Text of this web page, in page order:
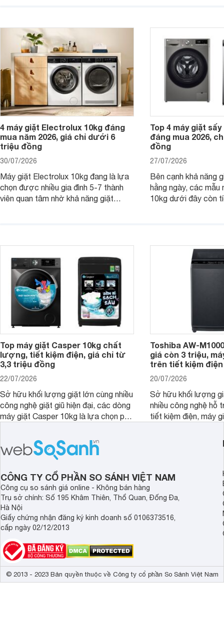
giặt cửa trên 9kg.
giặt.
4 máy giặt Electrolux 10kg đáng
mua năm 2026, giá chỉ dưới 6
triệu đồng
30/07/2026
Máy giặt Electrolux 10kg đang là lựa
chọn được nhiều gia đình 5-7 thành
viên quan tâm nhờ khả năng giặt
Top 4 máy giặt
đáng mua 2026,
đồng
27/07/2026
Bên cạnh khả năng
hằng ngày, các mẫu
10kg dưới đây còn
Top máy giặt Casper 10kg chất
lượng, tiết kiệm điện, giá chỉ từ
3,3 triệu đồng
22/07/2026
Sở hữu khối lượng giặt lớn cùng nhiều
công nghệ giặt giũ hiện đại, các dòng
máy giặt Casper 10kg là lựa chọn phù
Toshiba AW-
giá còn 3 triệu,
trên tiết kiệm
20/07/2026
Sở hữu khối lượng
nhiều công nghệ hỗ
tiết kiệm điện, máy
nhắc cho các gia
bán hiện đã giảm
CÔNG TY CỔ PHẦN SO SÁNH VIỆT NAM
Công cụ so sánh giá online - Không bán hàng
Trụ sở chính: Số 195 Khâm Thiên, Thổ Quan, Đống Đa,
Hà Nội
Giấy chứng nhận đăng ký kinh doanh số 0106373516,
cấp ngày 02/12/2013
© 2013 - 2023 Bản quyền thuộc về Công ty cổ phần So Sánh Việt Nam